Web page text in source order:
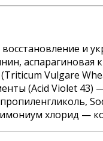
и
Vulgare
(Acid Violet 43)
хлорид —